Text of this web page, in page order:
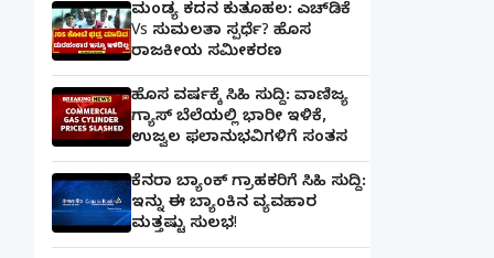
ಮಂಡ್ಯ ಕದನ ಕುತೂಹಲ: ಎಚ್‌ಡಿಕೆ
Vs ಸುಮಲತಾ ಸ್ಪರ್ಧೆ? ಹೊಸ
ರಾಜಕೀಯ ಸಮೀಕರಣ
ಹೊಸ ವರ್ಷಕ್ಕೆ ಸಿಹಿ ಸುದ್ದಿ: ವಾಣಿಜ್ಯ
ಗ್ಯಾಸ್‌ ಬೆಲೆಯಲ್ಲಿ ಭಾರೀ ಇಳಿಕೆ,
ಉಜ್ವಲ ಫಲಾನುಭವಿಗಳಿಗೆ ಸಂತಸ
ಕೆನರಾ ಬ್ಯಾಂಕ್‌ ಗ್ರಾಹಕರಿಗೆ ಸಿಹಿ ಸುದ್ದಿ:
ಇನ್ನು ಈ ಬ್ಯಾಂಕಿನ ವ್ಯವಹಾರ
ಮತ್ತಷ್ಟು ಸುಲಭ!